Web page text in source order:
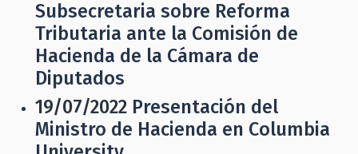
Subsecretaria sobre Reforma
Tributaria ante la Comisión de
Hacienda de la Cámara de
Diputados
19/07/2022 Presentación del
Ministro de Hacienda en Columbia